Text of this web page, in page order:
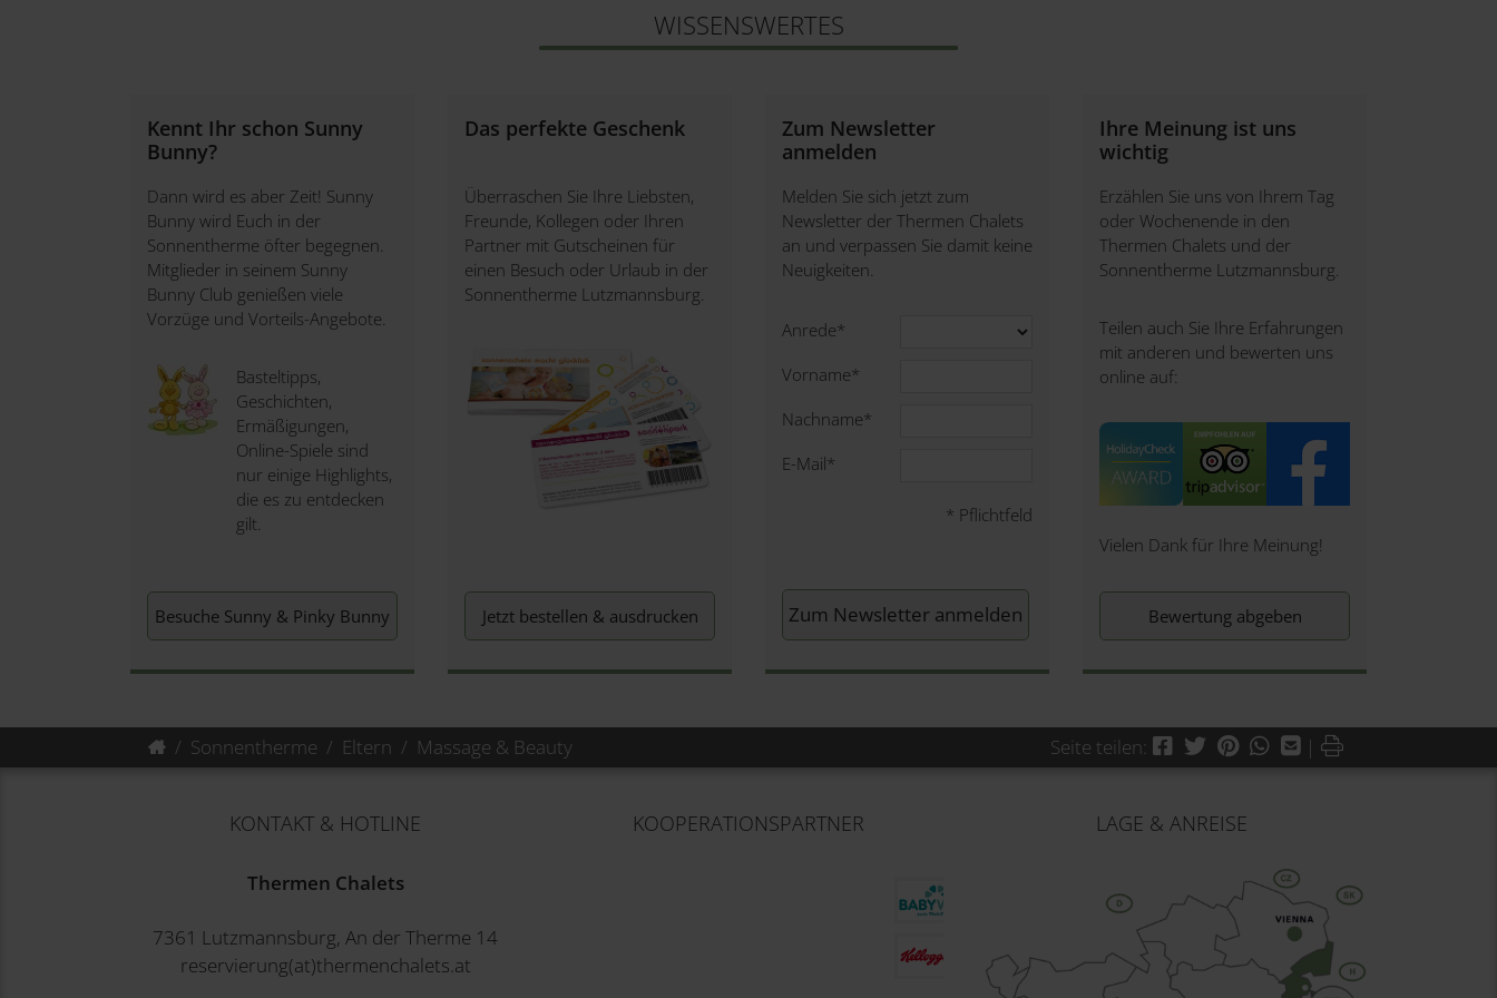
WISSENSWERTES
Kennt Ihr schon Sunny
Bunny?
Dann wird es aber Zeit! Sunny
Bunny wird Euch in der
Sonnentherme öfter begegnen.
Mitglieder in seinem Sunny
Bunny Club genießen viele
Vorzüge und Vorteils-Angebote.
Basteltipps,
Geschichten,
Ermäßigungen,
Online-Spiele sind
nur einige Highlights,
die es zu entdecken
gilt.
Besuche Sunny & Pinky Bunny
Das perfekte Geschenk
Überraschen Sie Ihre Liebsten,
Freunde, Kollegen oder Ihren
Partner mit Gutscheinen für
einen Besuch oder Urlaub in der
Sonnentherme Lutzmannsburg.
Jetzt bestellen & ausdrucken
Zum Newsletter
anmelden
Melden Sie sich jetzt zum
Newsletter der Thermen Chalets
an und verpassen Sie damit keine
Neuigkeiten.
Anrede*
Vorname*
Nachname*
E-Mail*
* Pflichtfeld
Ihre Meinung ist uns
wichtig
Erzählen Sie uns von Ihrem Tag
oder Wochenende in den
Thermen Chalets und der
Sonnentherme Lutzmannsburg.
Teilen auch Sie Ihre Erfahrungen
mit anderen und bewerten uns
online auf:
Vielen Dank für Ihre Meinung!
Bewertung abgeben
Sonnentherme Eltern Massage & Beauty Seite teilen: Facebook
Twitter
PinterestWhatsApp
Mail
| Drucken
KONTAKT & HOTLINE
Thermen Chalets
7361 Lutzmannsburg, An der Therme 14
reservierung(at)thermenchalets.at
KOOPERATIONSPARTNER LAGE & ANREISE